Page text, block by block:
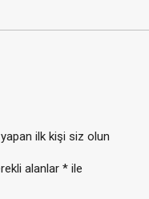
yapan ilk kişi siz olun
alanlar * ile